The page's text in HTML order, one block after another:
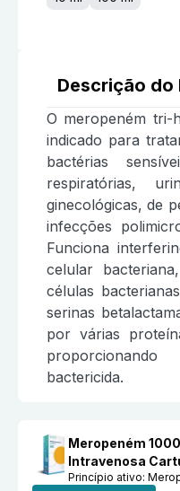
Descrição do
O meropeném tri-
indicado para
bactérias
respiratórias,
ginecológicas, de
infecções
Funciona
celular
células
serinas
por várias
bactericida.
Meropeném
Intravenosa
Princípio ativo: